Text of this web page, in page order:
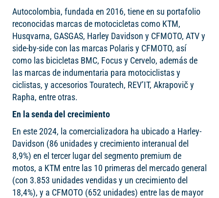
Autocolombia, fundada en 2016, tiene en su portafolio
reconocidas marcas de motocicletas como KTM,
Husqvarna, GASGAS, Harley Davidson y CFMOTO, ATV y
side-by-side con las marcas Polaris y CFMOTO, así
como las bicicletas BMC, Focus y Cervelo, además de
las marcas de indumentaria para motociclistas y
ciclistas, y accesorios Touratech, REV’IT, Akrapovič y
Rapha, entre otras.
En la senda del crecimiento
En este 2024, la comercializadora ha ubicado a Harley-
Davidson (86 unidades y crecimiento interanual del
8,9%) en el tercer lugar del segmento premium de
motos, a KTM entre las 10 primeras del mercado general
(con 3.853 unidades vendidas y un crecimiento del
18,4%), y a CFMOTO (652 unidades) entre las de mayor